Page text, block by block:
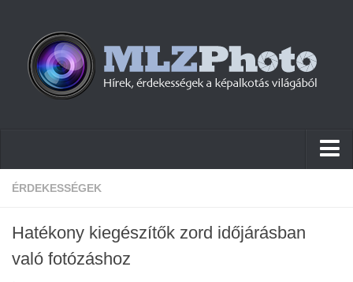
Hírek
Cikkek
ÉRDEKESSÉGEK
Hatékony kiegészítők zord időjárásban
való fotózáshoz